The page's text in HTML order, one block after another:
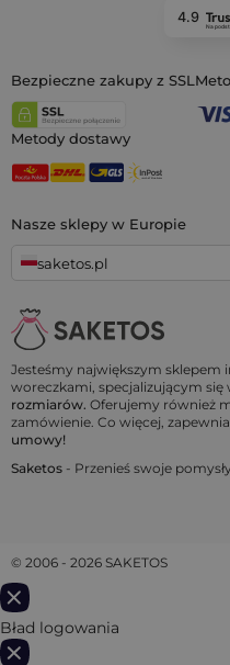
Jesteśmy największym
woreczkami, specjalizującym się
rozmiarów. Oferujemy również
zamówienie. Co więcej,
umowy!
Saketos - Przenieś swoje
Nasze sklepy w Europie
saketos.pl
4.9
Na
Bezpieczne zakupy z SSL
Metody dostawy
© 2006 - 2026 SAKETOS
Bład logowania